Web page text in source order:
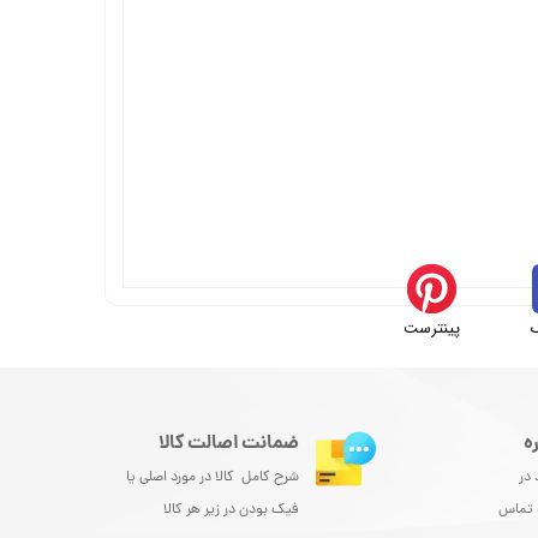
پینترست
در
تماس
ضمانت اصالت کالا
شرح کامل کالا در مورد اصلی یا
فیک بودن در زیر هر کالا